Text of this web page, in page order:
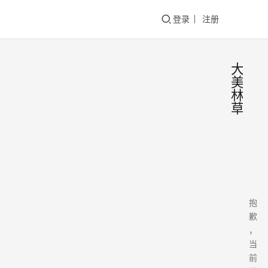
登录 注册
大
美
林
草
抱
歉
，
当
前